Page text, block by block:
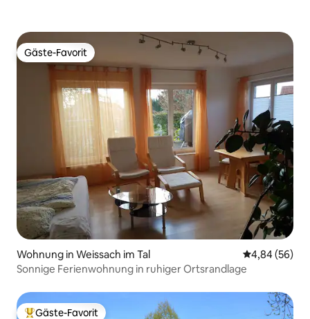
Gäste-Favorit
Gäste-Favorit
Wohnung in Weissach im Tal
4,84 (56)
Sonnige Ferienwohnung in ruhiger Ortsrandlage
Gäste-Favorit